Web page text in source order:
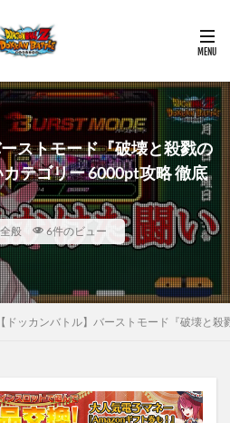
ストモード『破壊と殺戮の
テゴリー 6000pt攻略 徹底
般 6件のビュー
【ドッカンバトル】バーストモード『破壊と